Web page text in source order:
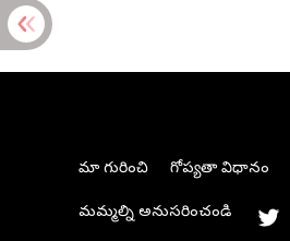
మా గురించి గోప్యతా విధానం
మమ్మల్ని అనుసరించండి